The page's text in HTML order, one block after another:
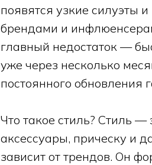
появятся узкие силуэты
брендами и
главный недостаток —
уже через несколько
постоянного обновления
Что такое стиль? Стиль
аксессуары, прическу и
зависит от трендов. Он